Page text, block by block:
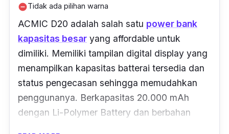
remove_circleTidak ada pilihan warna
ACMIC D20 adalah salah satu power bank
kapasitas besar yang affordable untuk
dimiliki. Memiliki tampilan digital display yang
menampilkan kapasitas batterai tersedia dan
status pengecasan sehingga memudahkan
penggunanya. Berkapasitas 20.000 mAh
dengan Li-Polymer Battery dan berbahan